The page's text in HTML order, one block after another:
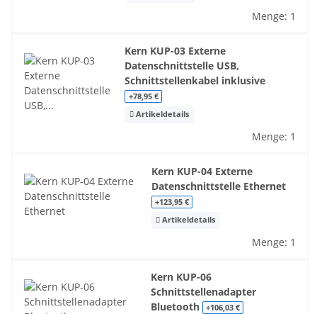
Menge: 1
Kern KUP-03 Externe
Datenschnittstelle USB,
Schnittstellenkabel inklusive
+78,95 €
Artikeldetails
Menge: 1
Kern KUP-04 Externe
Datenschnittstelle Ethernet
+123,95 €
Artikeldetails
Menge: 1
Kern KUP-06
Schnittstellenadapter
Bluetooth
+106,03 €